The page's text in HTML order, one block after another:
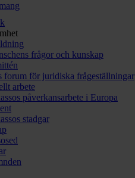
frågor och kunskap
forum för juridiska frågeställningar
arbete
påverkansarbete i Europa
stadgar